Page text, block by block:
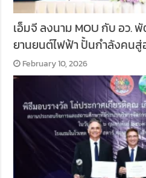
เอ็มจี ลงนาม MOU กับ อว.
ยานยนต์ไฟฟ้า ปั้นกำลังคน
February 10, 2026